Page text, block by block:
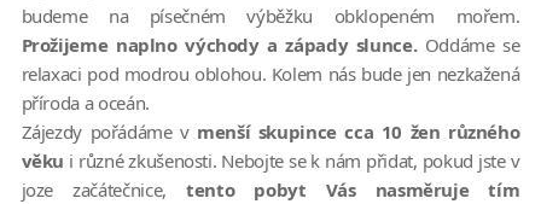
budeme na písečném výběžku obklopeném mořem.
Prožijeme naplno východy a západy slunce.Oddáme se
relaxaci pod modrou oblohou. Kolem nás bude jen nezkažená
příroda a oceán.
Zájezdy pořádáme v menší skupince cca 10 žen různého
věku i různé zkušenosti. Nebojte se k nám přidat, pokud jste v
joze začátečnice,tento pobyt Vás nasměruje tím